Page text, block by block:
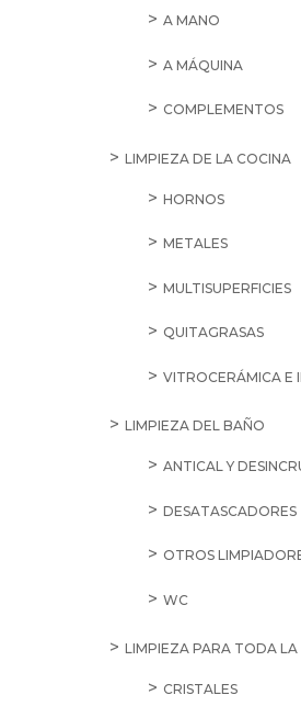
A MANO
A MÁQUINA
COMPLEMENTOS
LIMPIEZA DE LA COCINA
HORNOS
METALES
MULTISUPERFICIES
QUITAGRASAS
VITROCERÁMICA E
LIMPIEZA DEL BAÑO
ANTICAL Y
DESATASCADORES
OTROS
WC
LIMPIEZA PARA TODA LA
CRISTALES